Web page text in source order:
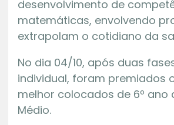
desenvolvimento de
matemáticas, envolvendo
extrapolam o cotidiano da
No dia 04/10, após duas
individual, foram premiados
melhor colocados de 6º ano
Médio.